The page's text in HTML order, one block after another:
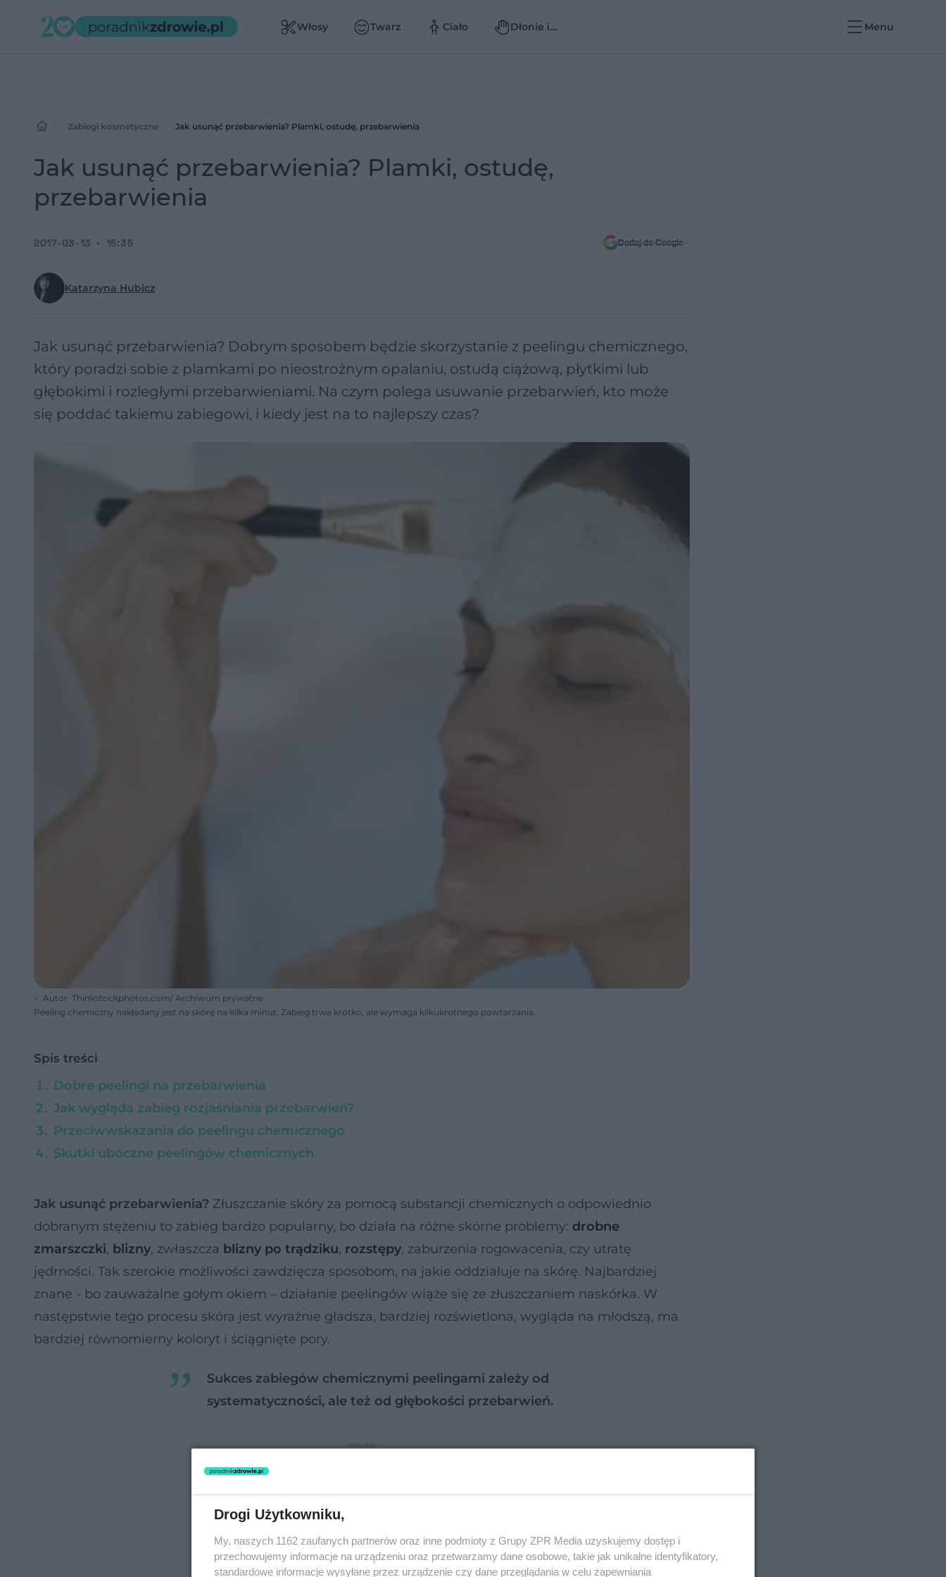
Włosy Twarz Ciało
Dłonie i
Menu
Zabiegi kosmetyczne Jak usunąć przebarwienia? Plamki, ostudę, przebarwienia
Jak usunąć przebarwienia? Plamki, ostudę,
przebarwienia
Katarzyna Hubicz
2017-03-13 15:35 Dodaj do Google
Jak usunąć przebarwienia? Dobrym sposobem będzie skorzystanie z peelingu chemicznego,
który poradzi sobie z plamkami po nieostrożnym opalaniu, ostudą ciążową, płytkimi lub
głębokimi i rozległymi przebarwieniami. Na czym polega usuwanie przebarwień, kto może
się poddać takiemu zabiegowi, i kiedy jest na to najlepszy czas?
Autor: Thinkstockphotos.com/ Archiwum prywatne
Peeling chemiczny nakładany jest na skórę na kilka minut. Zabieg trwa krótko, ale wymaga kilkukrotnego powtarzania.
Spis treści
Dobre peelingi na przebarwienia
Jak wygląda zabieg rozjaśniania przebarwień?
Przeciwwskazania do peelingu chemicznego
Skutki uboczne peelingów chemicznych
Jak usunąć przebarwienia? Złuszczanie skóry za pomocą substancji chemicznych o odpowiednio
dobranym stężeniu to zabieg bardzo popularny, bo działa na różne skórne problemy: drobne
zmarszczki, blizny, zwłaszcza blizny po trądziku, rozstępy, zaburzenia rogowacenia, czy utratę
jędrności. Tak szerokie możliwości zawdzięcza sposobom, na jakie oddziałuje na skórę. Najbardziej
znane - bo zauważalne gołym okiem – działanie peelingów wiąże się ze złuszczaniem naskórka. W
następstwie tego procesu skóra jest wyraźnie gładsza, bardziej rozświetlona, wygląda na młodszą, ma
bardziej równomierny koloryt i ściągnięte pory.
Sukces zabiegów chemicznymi peelingami zależy od
systematyczności, ale też od głębokości przebarwień.
Drogi Użytkowniku,
My, naszych 1162 zaufanych partnerów oraz inne podmioty z Grupy ZPR Media uzyskujemy dostęp i
przechowujemy informacje na urządzeniu oraz przetwarzamy dane osobowe, takie jak unikalne identyfikatory,
standardowe informacje wysyłane przez urządzenie czy dane przeglądania w celu zapewniania